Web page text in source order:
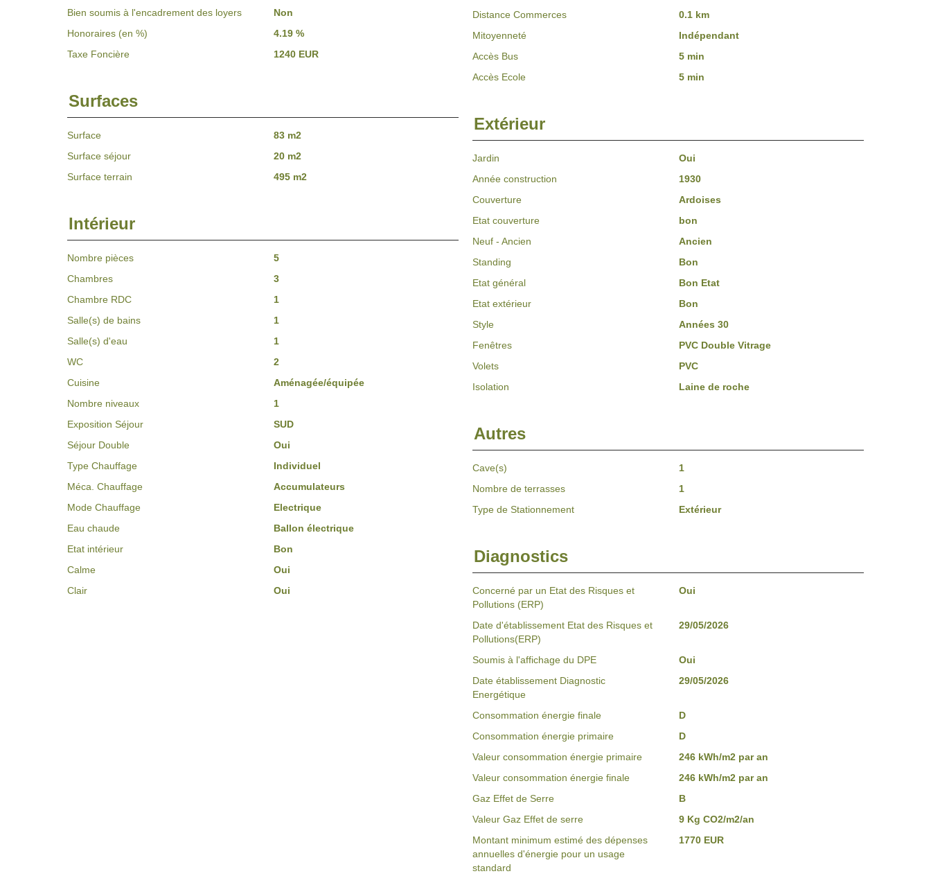
Distance Commerces
0.1 km
Mitoyenneté
Indépendant
Accès Bus
5 min
Accès Ecole
5 min
Bien soumis à l'encadrement des loyers
Non
Honoraires (en %)
4.19 %
Taxe Foncière
1240 EUR
Surfaces
Surface
83 m2
Surface séjour
20 m2
Surface terrain
495 m2
Extérieur
Jardin
Oui
Année construction
1930
Couverture
Ardoises
Etat couverture
bon
Neuf - Ancien
Ancien
Standing
Bon
Etat général
Bon Etat
Etat extérieur
Bon
Style
Années 30
Fenêtres
PVC Double Vitrage
Volets
PVC
Isolation
Laine de roche
Intérieur
Nombre pièces
5
Chambres
3
Chambre RDC
1
Salle(s) de bains
1
Salle(s) d'eau
1
WC
2
Cuisine
Aménagée/équipée
Nombre niveaux
1
Exposition Séjour
SUD
Séjour Double
Oui
Type Chauffage
Individuel
Méca. Chauffage
Accumulateurs
Mode Chauffage
Electrique
Eau chaude
Ballon électrique
Etat intérieur
Bon
Calme
Oui
Clair
Oui
Autres
Cave(s)
1
Nombre de terrasses
1
Type de Stationnement
Extérieur
Diagnostics
Concerné par un Etat des Risques et
Pollutions (ERP)
Oui
Date d'établissement Etat des Risques et
Pollutions(ERP)
29/05/2026
Soumis à l'affichage du DPE
Oui
Date établissement Diagnostic
Energétique
29/05/2026
Consommation énergie finale
D
Consommation énergie primaire
D
Valeur consommation énergie primaire
246 kWh/m2 par an
Valeur consommation énergie finale
246 kWh/m2 par an
Gaz Effet de Serre
B
Valeur Gaz Effet de serre
9 Kg CO2/m2/an
Montant minimum estimé des dépenses
annuelles d'énergie pour un usage
standard
1770 EUR